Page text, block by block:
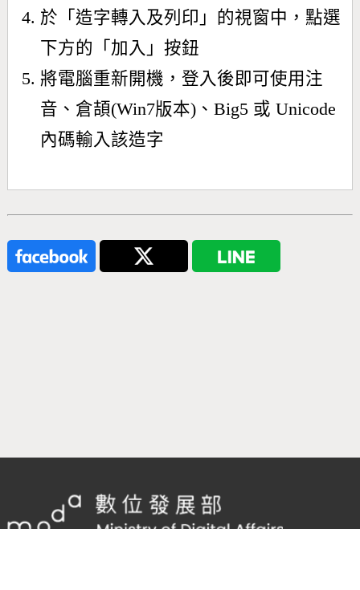
於「造字轉入及列印」的視窗中，點選
下方的「加入」按鈕
將電腦重新開機，登入後即可使用注
音、倉頡(Win7版本)、Big5 或 Unicode
內碼輸入該造字